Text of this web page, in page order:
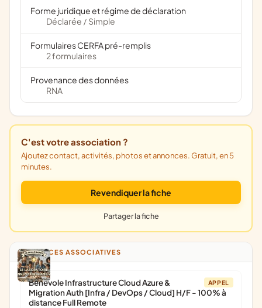
Forme juridique et régime de déclaration
Déclarée / Simple
Formulaires CERFA pré-remplis
2 formulaires
Provenance des données
RNA
C'est votre association ?
Ajoutez contact, activités, photos et annonces. Gratuit, en 5
minutes.
Revendiquer la fiche
Partager la fiche
ANNONCES ASSOCIATIVES
APPEL
Bénévole Infrastructure Cloud Azure &
Migration Auth [Infra / DevOps / Cloud] H/F - 100% à
distance Full Remote